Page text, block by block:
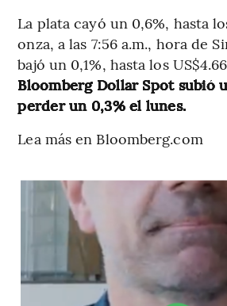
La plata cayó un 0,6%, hasta
onza, a las 7:56 a.m., hora de
bajó un 0,1%, hasta los
Bloomberg Dollar Spot subió
perder un 0,3% el lunes.
Lea más en Bloomberg.com